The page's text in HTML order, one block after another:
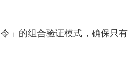
」的组合验证模式，确保只